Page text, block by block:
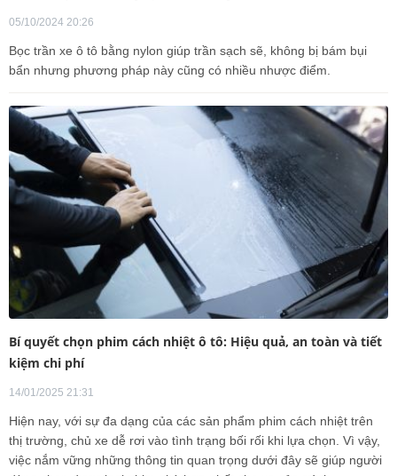
05/10/2024 20:26
Bọc trần xe ô tô bằng nylon giúp trần sạch sẽ, không bị bám bụi
bẩn nhưng phương pháp này cũng có nhiều nhược điểm.
Bí quyết chọn phim cách nhiệt ô tô: Hiệu quả, an toàn và tiết
kiệm chi phí
14/01/2025 21:31
Hiện nay, với sự đa dạng của các sản phẩm phim cách nhiệt trên
thị trường, chủ xe dễ rơi vào tình trạng bối rối khi lựa chọn. Vì vậy,
việc nắm vững những thông tin quan trọng dưới đây sẽ giúp người